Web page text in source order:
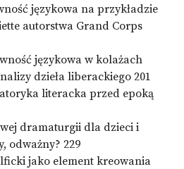
językowa na przykładzie
autorstwa Grand Corps
językowa w kolażach
dzieła liberackiego 201
literacka przed epoką
dramaturgii dla dzieci i
odważny? 229
jako element kreowania